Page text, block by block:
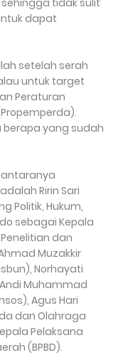
sehingga tidak sulit
dapat
setelah serah
untuk target
Peraturan
berapa yang sudah
antaranya
Ririn Sari
Politik, Hukum,
sebagai Kepala
dan
Muzakkir
Norhayati
Muhammad
Agus Hari
dan Olahraga
Pelaksana
(BPBD).